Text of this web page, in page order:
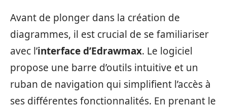
Avant de plonger dans la création de
diagrammes, il est crucial de se familiariser
avec l’interface d’Edrawmax. Le logiciel
propose une barre d’outils intuitive et un
ruban de navigation qui simplifient l’accès à
ses différentes fonctionnalités. En prenant le